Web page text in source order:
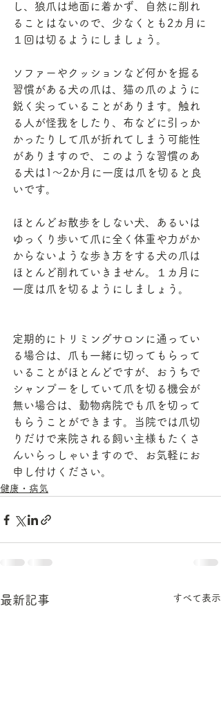
し、狼爪は地面に着かず、自然に削れ
ることはないので、少なくとも2カ月に
１回は切るようにしましょう。
ソファーやクッションなど何かを掘る
習慣がある犬の爪は、猫の爪のように
鋭く尖っていることがあります。触れ
る人が怪我をしたり、布などに引っか
かったりして爪が折れてしまう可能性
がありますので、このような習慣のあ
る犬は1～2か月に一度は爪を切ると良
いです。
ほとんどお散歩をしない犬、あるいは
ゆっくり歩いて爪に全く体重や力がか
からないような歩き方をする犬の爪は
ほとんど削れていきません。１カ月に
一度は爪を切るようにしましょう。
定期的にトリミングサロンに通ってい
る場合は、爪も一緒に切ってもらって
いることがほとんどですが、おうちで
シャンプーをしていて爪を切る機会が
無い場合は、動物病院でも爪を切って
もらうことができます。当院では爪切
りだけで来院される飼い主様もたくさ
んいらっしゃいますので、お気軽にお
申し付けください。
健康・病気
最新記事 すべて表示